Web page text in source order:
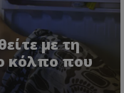
με τη
κόλπο που